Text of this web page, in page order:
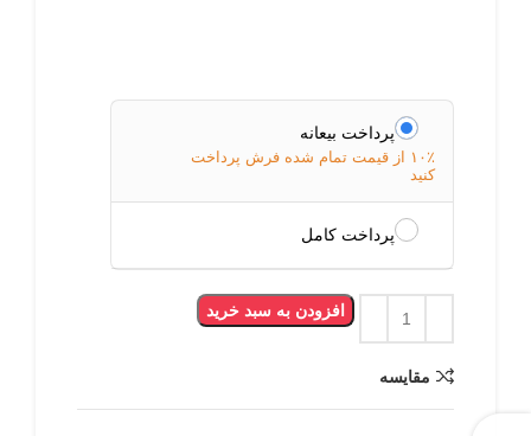
پرداخت بیعانه
۱۰٪ از قیمت تمام شده فرش پرداخت
کنید
پرداخت کامل
افزودن به سبد خرید
مقایسه